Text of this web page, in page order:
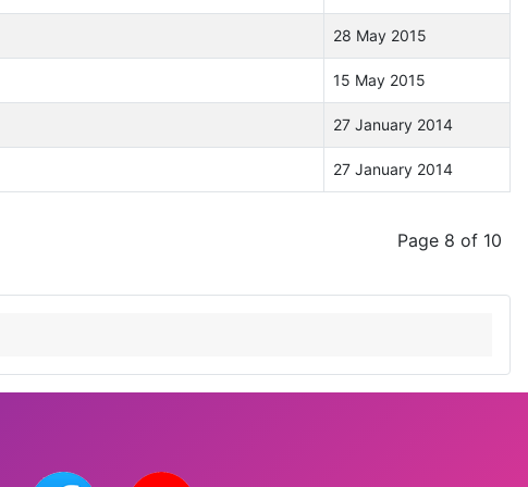
28 May 2015
15 May 2015
27 January 2014
27 January 2014
Page 8 of 10